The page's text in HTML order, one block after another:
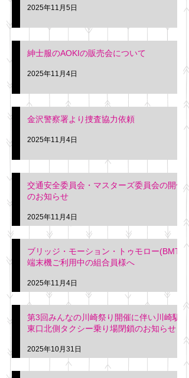
2025年11月5日
紳士服のAOKIの販売会について
2025年11月4日
金沢警察署より捜査協力依頼
2025年11月4日
交通安全委員会・マスターズ委員会の開催
のお知らせ
2025年11月4日
ブリッジ・モーション・トゥモロー(BMT)
端末機ご利用中の組合員様へ
2025年11月4日
第3回みんなの川崎祭り開催に伴い川崎駅
東口北側タクシー乗り場閉鎖のお知らせ
2025年10月31日